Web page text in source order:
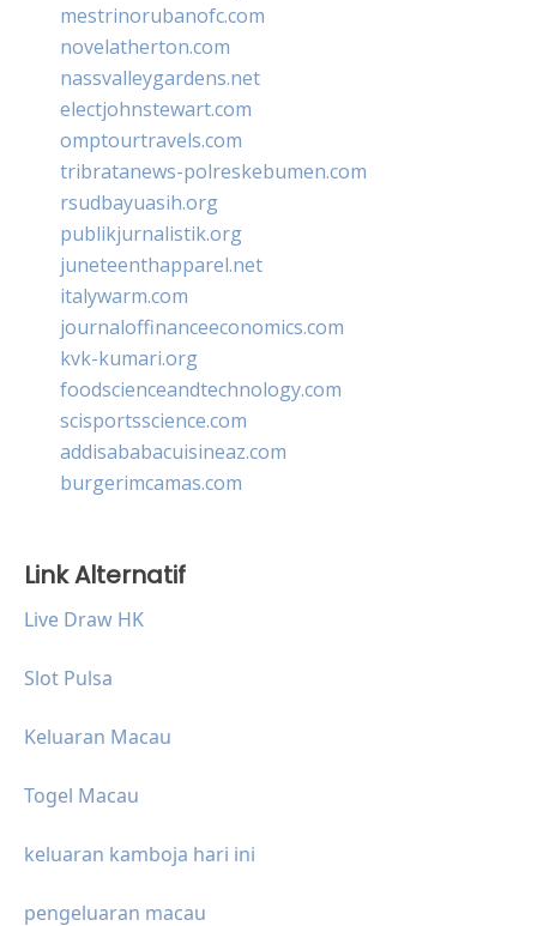
mestrinorubanofc.com
novelatherton.com
nassvalleygardens.net
electjohnstewart.com
omptourtravels.com
tribratanews-polreskebumen.com
rsudbayuasih.org
publikjurnalistik.org
juneteenthapparel.net
italywarm.com
journaloffinanceeconomics.com
kvk-kumari.org
foodscienceandtechnology.com
scisportsscience.com
addisababacuisineaz.com
burgerimcamas.com
Link Alternatif
Live Draw HK
Slot Pulsa
Keluaran Macau
Togel Macau
keluaran kamboja hari ini
pengeluaran macau